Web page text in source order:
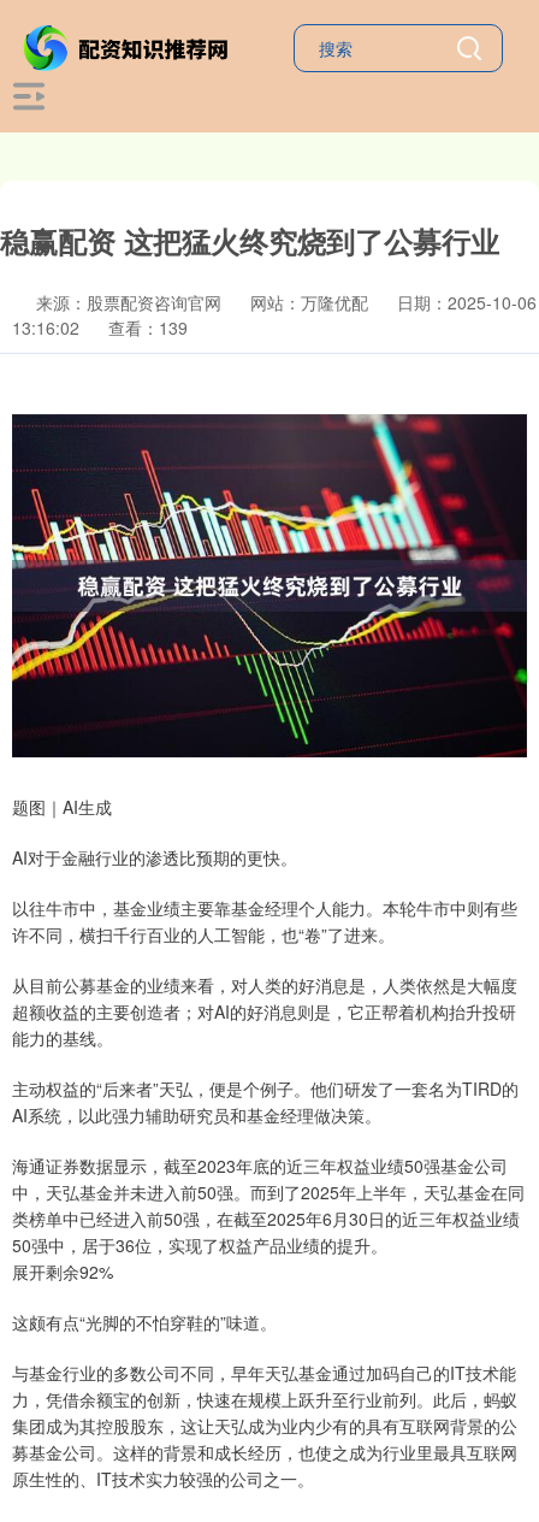
稳赢配资 这把猛火终究烧到了公募行业
来源：股票配资咨询官网 网站：万隆优配
日期：2025-10-06
13:16:02
查看：139
题图｜AI生成
AI对于金融行业的渗透比预期的更快。
以往牛市中，基金业绩主要靠基金经理个人能力。本轮牛市中则有些
许不同，横扫千行百业的人工智能，也“卷”了进来。
从目前公募基金的业绩来看，对人类的好消息是，人类依然是大幅度
超额收益的主要创造者；对AI的好消息则是，它正帮着机构抬升投研
能力的基线。
主动权益的“后来者”天弘，便是个例子。他们研发了一套名为TIRD的
AI系统，以此强力辅助研究员和基金经理做决策。
海通证券数据显示，截至2023年底的近三年权益业绩50强基金公司
中，天弘基金并未进入前50强。而到了2025年上半年，天弘基金在同
类榜单中已经进入前50强，在截至2025年6月30日的近三年权益业绩
50强中，居于36位，实现了权益产品业绩的提升。
展开剩余92%
这颇有点“光脚的不怕穿鞋的”味道。
与基金行业的多数公司不同，早年天弘基金通过加码自己的IT技术能
力，凭借余额宝的创新，快速在规模上跃升至行业前列。此后，蚂蚁
集团成为其控股股东，这让天弘成为业内少有的具有互联网背景的公
募基金公司。这样的背景和成长经历，也使之成为行业里最具互联网
原生性的、IT技术实力较强的公司之一。